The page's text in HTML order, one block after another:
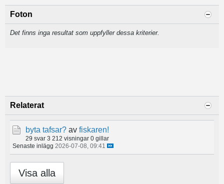
Foton
Det finns inga resultat som uppfyller dessa kriterier.
Relaterat
byta tafsar? av fiskaren!
29 svar 3 212 visningar 0 gillar
Senaste inlägg 2026-07-08, 09:41
Visa alla